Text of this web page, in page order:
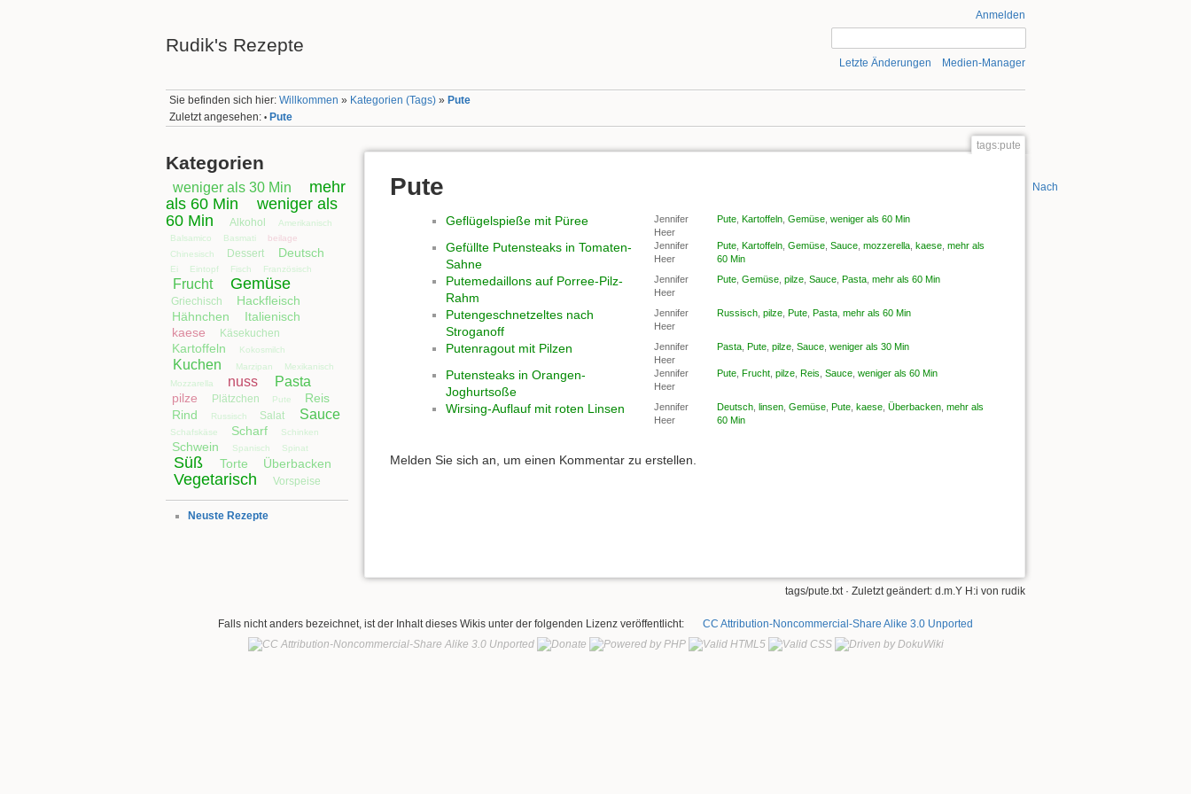
Rudik's Rezepte
Anmelden
Letzte Änderungen Medien-Manager
Sie befinden sich hier:Willkommen » Kategorien (Tags) »Pute
Zuletzt angesehen: • Pute
Kategorien
weniger als 30 Min
mehr
als 60 Min
weniger als
60 Min
Alkohol
Amerikanisch
Balsamico
Basmati
beilage
Chinesisch
Dessert Deutsch
Ei Eintopf Fisch Französisch
Frucht Gemüse
Griechisch
Hackfleisch
Hähnchen
Italienisch
kaese
Käsekuchen
Kartoffeln Kokosmilch
Kuchen Marzipan
Mexikanisch
Mozzarella
nuss Pasta
pilze Plätzchen Pute
Reis
Rind
Russisch Salat Sauce
Schafskäse Scharf Schinken
Schwein Spanisch Spinat
Süß Torte Überbacken
Vegetarisch Vorspeise
Neuste Rezepte
tags:pute
Pute
Geflügelspieße mit Püree
Jennifer
Heer
Pute Kartoffeln Gemüse weniger als 60 Min
Gefüllte Putensteaks in Tomaten-
Sahne
Jennifer
Heer
Pute Kartoffeln Gemüse Sauce mozzerella kaese mehr als
60 Min
Putemedaillons auf Porree-Pilz-
Rahm
Jennifer
Heer
Pute Gemüse pilze Sauce Pasta mehr als 60 Min
Putengeschnetzeltes nach
Stroganoff
Jennifer
Heer
Russisch pilze Pute Pasta mehr als 60 Min
Putenragout mit Pilzen
Jennifer
Heer
Pasta Pute pilze Sauce weniger als 30 Min
Putensteaks in Orangen-
Joghurtsoße
Jennifer
Heer
Pute Frucht pilze Reis Sauce weniger als 60 Min
Wirsing-Auflauf mit roten Linsen
Jennifer
Heer
Deutsch linsen Gemüse Pute kaese Überbacken mehr als
60 Min
Melden Sie sich an, um einen Kommentar zu erstellen.
tags/pute.txt· Zuletzt geändert: d.m.Y H:i von rudik
Nach oben
Falls nicht anders bezeichnet, ist der Inhalt dieses Wikis unter der folgenden Lizenz veröffentlicht: CC Attribution-Noncommercial-Share Alike 3.0 Unported